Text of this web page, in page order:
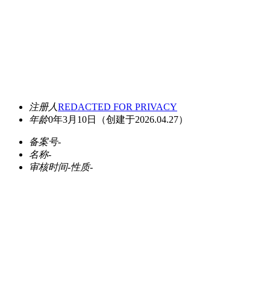
注册人REDACTED FOR PRIVACY
年龄0年3月10日 （创建于2026.04.27）
备案号-
名称-
审核时间-性质-